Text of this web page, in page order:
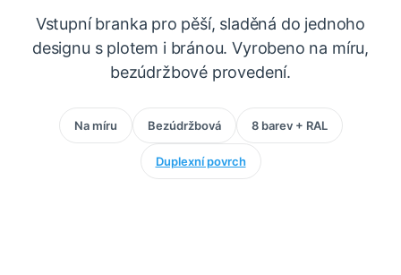
Vstupní branka pro pěší, sladěná do jednoho
designu s plotem i bránou. Vyrobeno na míru,
bezúdržbové provedení.
Na míru Bezúdržbová 8 barev + RAL
Duplexní povrch